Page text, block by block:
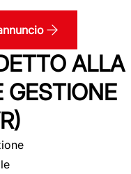
ALLA
GESTIONE